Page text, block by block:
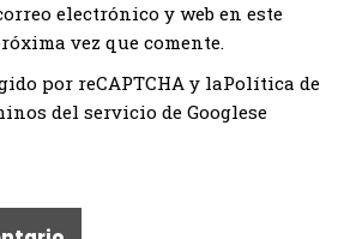
electrónico y web en este
vez que comente.
por reCAPTCHA y laPolítica de
del servicio de Googlese